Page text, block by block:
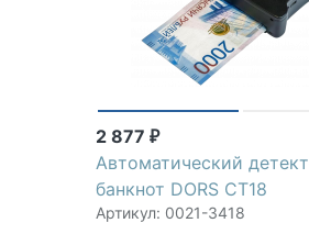
2 877 ₽
Автоматический
банкнот DORS CT18
Артикул: 0021-3418